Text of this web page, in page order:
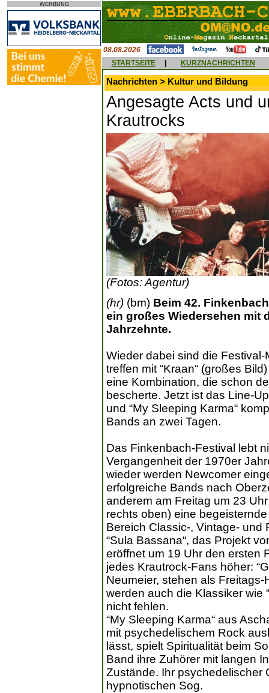
WERBUNG
08.08.2026
STARTSEITE
KURZNACHRICHTEN
Nachrichten > Kultur und Bildung
Angesagte Acts und
Krautrocks
(Fotos: Agentur)
(hr) (bm) Beim 42.
ein großes Wiedersehen mit
Jahrzehnte.
Wieder dabei sind die Festival-
treffen mit “Kraan“ (großes
eine Kombination, die schon
bescherte. Jetzt ist das Line-
und “My Sleeping Karma“
Bands an zwei Tagen.
Das Finkenbach-Festival lebt
Vergangenheit der 1970er
wieder werden Newcomer
erfolgreiche Bands nach
anderem am Freitag um 23
rechts oben) eine
Bereich Classic-, Vintage- und
“Sula Bassana“, das Projekt
eröffnet um 19 Uhr den ersten
jedes Krautrock-Fans höher:
Neumeier, stehen als
werden auch die Klassiker wie
nicht fehlen.
“My Sleeping Karma“ aus
mit psychedelischem Rock
lässt, spielt Spiritualität beim
Band ihre Zuhörer mit langen
Zustände. Ihr psychedelischer
hypnotischen Sog.